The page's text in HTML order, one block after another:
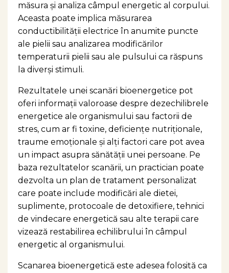
măsura și analiza câmpul energetic al corpului.
Aceasta poate implica măsurarea
conductibilității electrice în anumite puncte
ale pielii sau analizarea modificărilor
temperaturii pielii sau ale pulsului ca răspuns
la diverși stimuli.
Rezultatele unei scanări bioenergetice pot
oferi informații valoroase despre dezechilibrele
energetice ale organismului sau factorii de
stres, cum ar fi toxine, deficiențe nutriționale,
traume emoționale și alți factori care pot avea
un impact asupra sănătății unei persoane. Pe
baza rezultatelor scanării, un practician poate
dezvolta un plan de tratament personalizat
care poate include modificări ale dietei,
suplimente, protocoale de detoxifiere, tehnici
de vindecare energetică sau alte terapii care
vizează restabilirea echilibrului în câmpul
energetic al organismului.
Scanarea bioenergetică este adesea folosită ca